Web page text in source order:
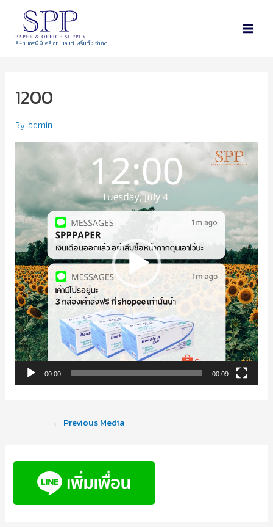
บริษัท เอสพีพี ครีเอท แอนด์ พริ้นติ้ง จำกัด
1200
By admin
Video
Player
00:00 00:09
← Previous Media